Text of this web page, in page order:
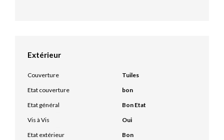
Extérieur
Couverture
Tuiles
Etat couverture
bon
Etat général
Bon Etat
Vis à Vis
Oui
Etat extérieur
Bon